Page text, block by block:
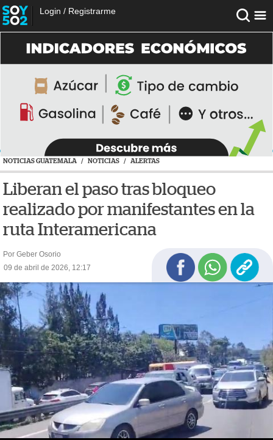
Login / Registrarme
NOTICIAS GUATEMALA / NOTICIAS / ALERTAS
Liberan el paso tras bloqueo
realizado por manifestantes en la
ruta Interamericana
Por Geber Osorio
09 de abril de 2026, 12:17